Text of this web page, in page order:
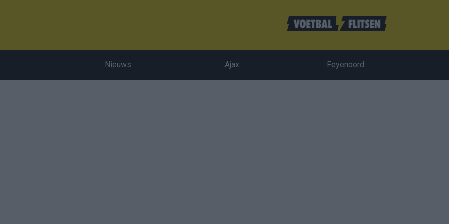
Nieuws Ajax Feyenoord